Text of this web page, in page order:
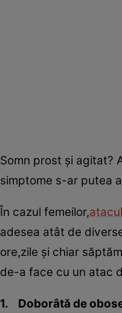
Somn prost şi agitat?
simptome s-ar putea
În cazul femeilor,
adesea atât de
ore,zile şi chiar
de-a face cu un atac
1. Doborâtă de